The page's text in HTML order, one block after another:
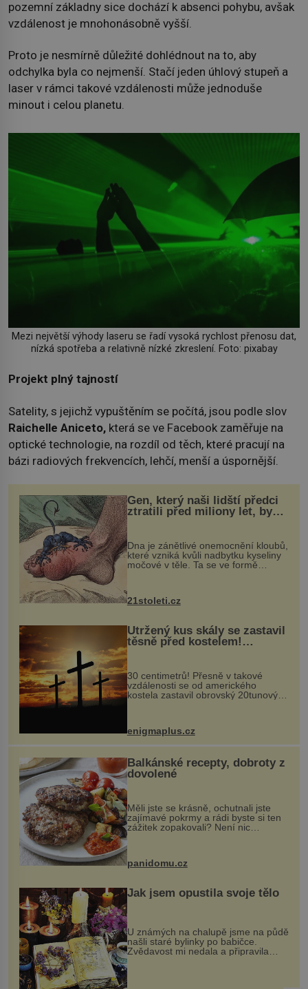
pozemní základny sice dochází k absenci pohybu, avšak
vzdálenost je mnohonásobně vyšší.
Proto je nesmírně důležité dohlédnout na to, aby
odchylka byla co nejmenší. Stačí jeden úhlový stupeň a
laser v rámci takové vzdálenosti může jednoduše
minout i celou planetu.
Mezi největší výhody laseru se řadí vysoká rychlost přenosu dat,
nízká spotřeba a relativně nízké zkreslení. Foto: pixabay
Projekt plný tajností
Satelity, s jejichž vypuštěním se počítá, jsou podle slov
Raichelle Aniceto, která se ve Facebook zaměřuje na
optické technologie, na rozdíl od těch, které pracují na
bázi radiových frekvencích, lehčí, menší a úspornější.
Gen, který naši lidští předci
ztratili před miliony let, by
mohl pomoci s léčbou
„nemoci králů“
Dna je zánětlivé onemocnění kloubů,
které vzniká kvůli nadbytku kyseliny
močové v těle. Ta se ve formě
nohou, a způsobuje bole...
21stoleti.cz
Utržený kus skály se zastavil
těsně před kostelem!
Ochránila ho boží síla?
30 centimetrů! Přesně v takové
vzdálenosti se od amerického
kostela zastavil obrovský 20tunový
...
enigmaplus.cz
Balkánské recepty, dobroty z
dovolené
Měli jste se krásně, ochutnali jste
zajímavé pokrmy a rádi byste si ten
zážitek zopakovali? Není nic
snazšího. Pljeskavica (10 porcí)
Možná jste ji ochutnali na dovolené v
panidomu.cz
Jak jsem opustila svoje tělo
U známých na chalupě jsme na půdě
našli staré bylinky po babičce.
Zvědavost mi nedala a připravila
jsem si z nich lektvar… Zimní pobyt
na chalupě se pro mě vlastní vinou
změnil v děsivý zážitek, na kt...